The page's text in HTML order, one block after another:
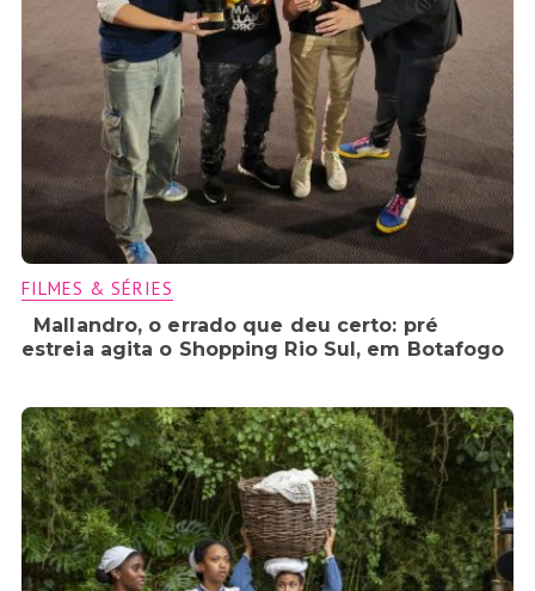
FILMES & SÉRIES
Mallandro, o errado que deu certo: pré
estreia agita o Shopping Rio Sul, em Botafogo